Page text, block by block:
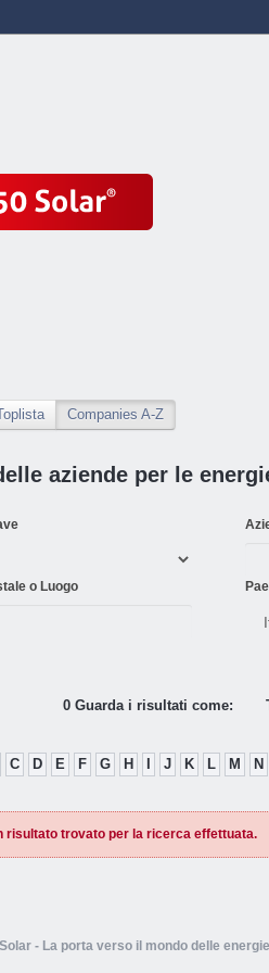
Companies A-Z
aziende per le
o Luogo
0 Guarda i risultati come:
C D E F G H J K L M N
risultato trovato per la ricerca effettuata.
- La porta verso il mondo delle